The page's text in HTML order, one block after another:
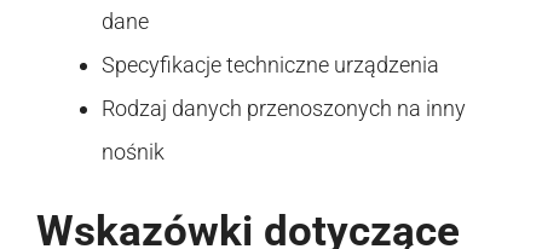
dane
Specyfikacje techniczne urządzenia
Rodzaj danych przenoszonych na inny
nośnik
Wskazówki dotyczące